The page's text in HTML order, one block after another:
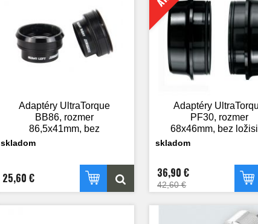
Adaptéry UltraTorque
BB86, rozmer
86,5x41mm, bez
skladom
25,60 €
Adaptéry
PF30, rozmer
68x46mm, bez
skladom
36,90 €
42,60 €